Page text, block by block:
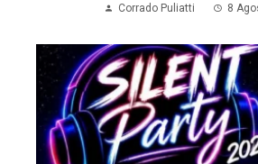
Corrado Puliatti 8